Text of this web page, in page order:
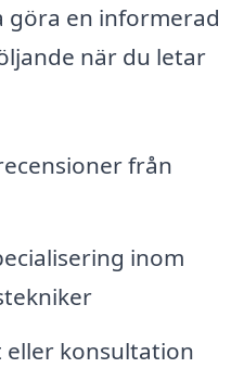
en informerad
när du letar
från
inom
konsultation